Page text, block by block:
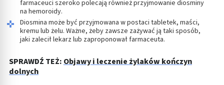
farmaceuci szeroko polecają również przyjmowanie diosminy
na hemoroidy.
Diosmina może być przyjmowana w postaci tabletek, maści,
kremu lub żelu. Ważne, żeby zawsze zażywać ją taki sposób,
jaki zalecił lekarz lub zaproponował farmaceuta.
SPRAWDŹ TEŻ: Objawy i leczenie żylaków kończyn
dolnych